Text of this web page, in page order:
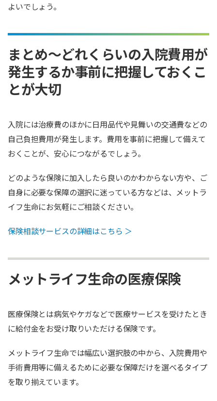
よいでしょう。
まとめ～どれくらいの入院費用が
発生するか事前に把握しておくこ
とが大切
入院には治療費のほかに日用品代や見舞いの交通費などの
自己負担費用が発生します。費用を事前に把握して備えて
おくことが、安心につながるでしょう。
どのような保険に加入したら良いのかわからない方や、ご
自身に必要な保障の選択に迷っている方などは、メットラ
イフ生命にお気軽にご相談ください。
保険相談サービスの詳細はこちら ＞
メットライフ生命の医療保険
医療保険とは病気やケガなどで医療サービスを受けたとき
に給付金をお受け取りいただける保険です。
メットライフ生命では幅広い選択肢の中から、入院費用や
手術費用等に備えるために必要な保障だけを選べるタイプ
を取り揃えています。